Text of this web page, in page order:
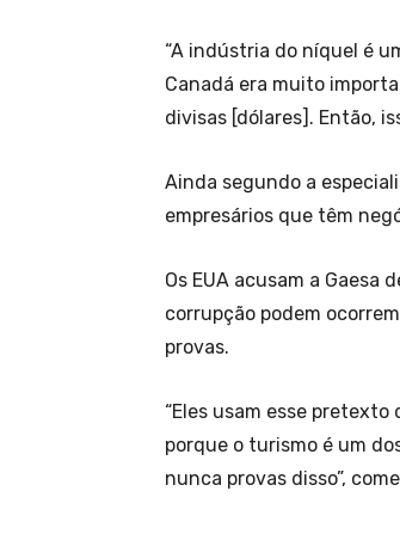
“A indústria do níquel é
Canadá era muito
divisas [dólares]. Então,
Ainda segundo a
empresários que têm
Os EUA acusam a Gaesa
corrupção podem
provas.
“Eles usam esse
porque o turismo é um
nunca provas disso”,